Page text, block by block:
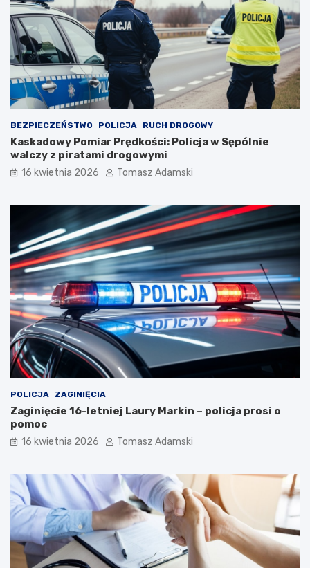
BEZPIECZEŃSTWO POLICJA RUCH DROGOWY
Kaskadowy Pomiar Prędkości: Policja w Sępólnie
walczy z piratami drogowymi
16 kwietnia 2026 Tomasz Adamski
POLICJA ZAGINIĘCIA
Zaginięcie 16-letniej Laury Markin – policja prosi o
pomoc
16 kwietnia 2026 Tomasz Adamski